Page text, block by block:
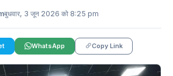
बुधवार, 3 जून 2026 को 8:25 pm
WhatsApp Copy Link